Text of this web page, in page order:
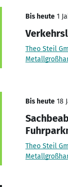
Bis heute 1
Theo Steil
Bis heute 18
Theo Steil